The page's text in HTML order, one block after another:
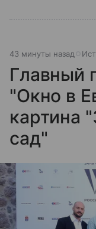
43 минуты назад
Главный
"Окно в
картина
сад"